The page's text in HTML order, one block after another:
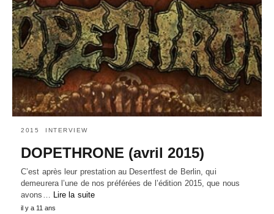
2015 INTERVIEW
DOPETHRONE (avril 2015)
C’est après leur prestation au Desertfest de Berlin, qui
demeurera l’une de nos préférées de l’édition 2015, que nous
avons… Lire la suite
il y a 11 ans